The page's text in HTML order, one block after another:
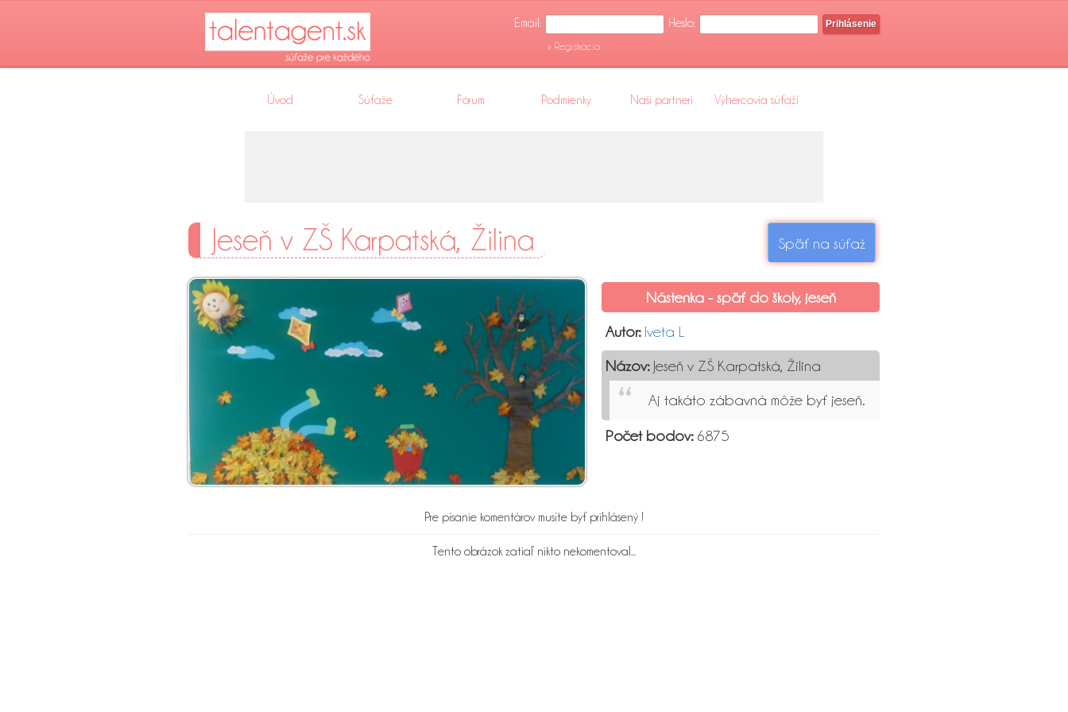
Email: Heslo:
Prihlásenie
» Registrácia
Úvod Súťaže Fórum Podmienky Naši partneri Výhercovia súťaží
Späť na súťaž
Jeseň v ZŠ Karpatská, Žilina
Nástenka - späť do školy, jeseň
Autor: Iveta L
Názov:Jeseň v ZŠ Karpatská, Žilina
Aj takáto zábavná môže byť jeseň.
Počet bodov:6875
Pre písanie komentárov musíte byť prihlásený !
Tento obrázok zatiaľ nikto nekomentoval...